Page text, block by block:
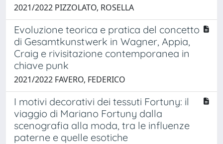
2021/2022 PIZZOLATO, ROSELLA
Evoluzione teorica e pratica del concetto
di Gesamtkunstwerk in Wagner, Appia,
Craig e rivisitazione contemporanea in
chiave punk
2021/2022 FAVERO, FEDERICO
I motivi decorativi dei tessuti Fortuny: il
viaggio di Mariano Fortuny dalla
scenografia alla moda, tra le influenze
paterne e quelle esotiche